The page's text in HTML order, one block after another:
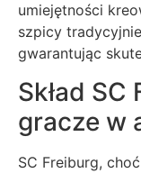
umiejętności
szpicy
gwarantując
Skład
gracze w
SC Freiburg,